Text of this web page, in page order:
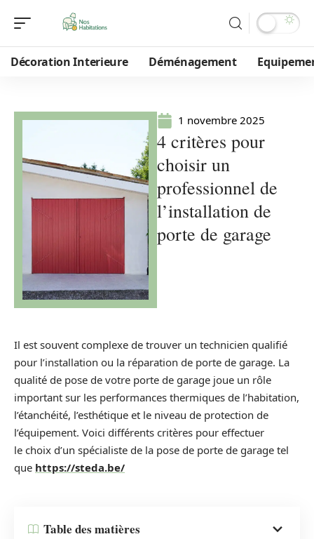
Décoration Interieure Déménagement
1 novembre 2025
4 critères pour
choisir un
professionnel de
l’installation de
porte de garage
Il est souvent complexe de trouver un technicien qualifié
pour l’installation ou la réparation de porte de garage. La
qualité de pose de votre porte de garage joue un rôle
important sur les performances thermiques de l’habitation,
l’étanchéité, l’esthétique et le niveau de protection de
l’équipement. Voici différents critères pour effectuer
le choix d’un spécialiste de la pose de porte de garage tel
que https://steda.be/
Table des matières